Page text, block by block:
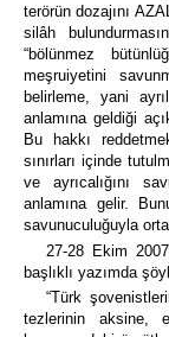
terörün dozajını
silâh
“bölünmez
meşruiyetini
belirleme, yani
anlamına geldiği
Bu hakkı
sınırları içinde
ve ayrıcalığını
anlamına gelir.
savunuculuğuyla
27-28 Ekim
başlıklı yazımda
“Türk
tezlerinin aksine,